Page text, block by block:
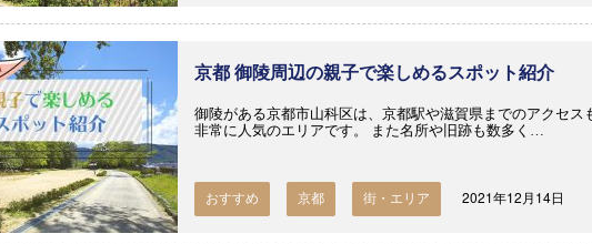
京都 御陵周辺の親子で楽しめるスポット紹介
御陵がある京都市山科区は、京都駅や滋賀県までのアクセス
非常に人気のエリアです。 また名所や旧跡も数多く…
おすすめ 京都 街・エリア 2021年12月14日